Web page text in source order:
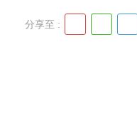
分享至 :